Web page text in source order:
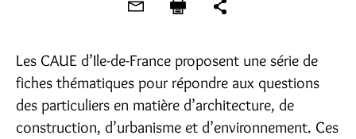
Les CAUE d’Ile-de-France proposent une série de
fiches thématiques pour répondre aux questions
des particuliers en matière d’architecture, de
construction, d’urbanisme et d’environnement. Ces